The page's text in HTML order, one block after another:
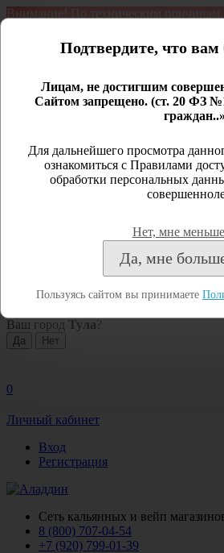
Внимание! По техническим
является демонстрационным.
Открыть сайдбар
Личный кабинет
Закрыть
Посмотреть все результаты
Ваш город Тула ?
0
Личный кабинет
Вход
Регистрация
Сеть кальянных и вейп
8 (800) 707-04-54
+7 (920) 799-01-39
Подтвердите, что
Лицам, не достигшим
Сайтом запрещено. (ст. 20 ФЗ
Для дальнейшего просмотра
ознакомиться с Правилами
обработки персональных
Нет, мне
Да, мне
Пользуясь сайтом вы принимаете